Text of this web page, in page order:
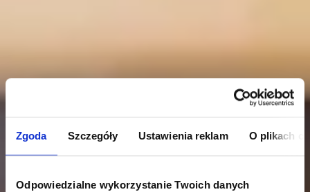
Zgoda Szczegóły Ustawienia reklam O plikach
Odpowiedzialne wykorzystanie Twoich danych